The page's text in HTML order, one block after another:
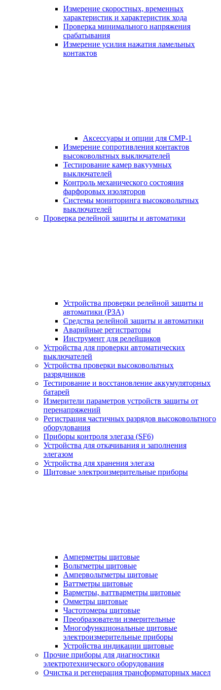
Измерение скоростных, временных
характеристик и характеристик хода
Проверка минимального напряжения
срабатывания
Измерение усилия нажатия ламельных
контактов
Аксессуары и опции для СМР-1
Измерение сопротивления контактов
высоковольтных выключателей
Тестирование камер вакуумных
выключателей
Контроль механического состояния
фарфоровых изоляторов
Системы мониторинга высоковольтных
выключателей
Проверка релейной защиты и автоматики
Устройства проверки релейной защиты и
автоматики (РЗА)
Средства релейной защиты и автоматики
Аварийные регистраторы
Инструмент для релейщиков
Устройства для проверки автоматических
выключателей
Устройства проверки высоковольтных
разрядников
Тестирование и восстановление аккумуляторных
батарей
Измерители параметров устройств защиты от
перенапряжений
Регистрация частичных разрядов высоковольтного
оборудования
Приборы контроля элегаза (SF6)
Устройства для откачивания и заполнения
элегазом
Устройства для хранения элегаза
Щитовые электроизмерительные приборы
Амперметры щитовые
Вольтметры щитовые
Ампервольтметры щитовые
Ваттметры щитовые
Варметры, ваттварметры щитовые
Омметры щитовые
Частотомеры щитовые
Преобразователи измерительные
Многофункциональные щитовые
электроизмерительные приборы
Устройства индикации щитовые
Прочие приборы для диагностики
электротехнического оборудования
Очистка и регенерация трансформаторных масел